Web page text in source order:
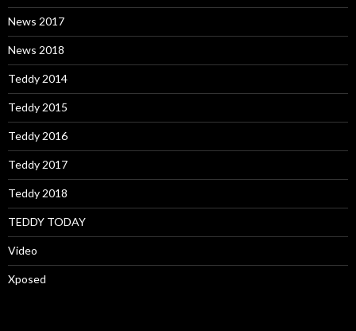
News 2017
News 2018
Teddy 2014
Teddy 2015
Teddy 2016
Teddy 2017
Teddy 2018
TEDDY TODAY
Video
Xposed